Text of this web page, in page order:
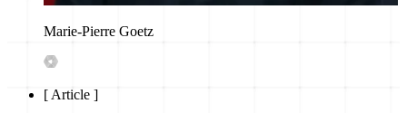
Marie-Pierre Goetz
[ Article ]